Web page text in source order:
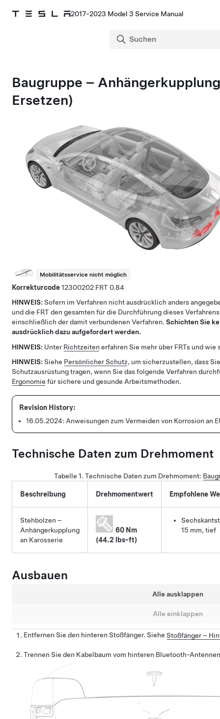
2017-2023 Model 3 Service Manual
Baugruppe –
Ersetzen)
Mobilitätsservice nicht möglich
Korrekturcode12300202
0.84
HINWEIS: Sofern im Verfahren nicht ausdrücklich anders
und die FRT den gesamten für die Durchführung dieses
einschließlich der damit verbundenen Verfahren. Schichten Sie
ausdrücklich dazu aufgefordert werden.
HINWEIS: Unter Richtzeiten erfahren Sie mehr über FRTs und
HINWEIS: Siehe Persönlicher Schutz, um sicherzustellen, dass
Schutzausrüstung tragen, wenn Sie das folgende Verfahren
Ergonomie für sichere und gesunde Arbeitsmethoden.
16.05.2024: Anweisungen zum Vermeiden von Korrosion an
Technische Daten zum Drehmoment
Tabelle 1. Technische Daten zum Drehmoment:
Beschreibung Drehmomentwert Empfohlene
Stehbolzen –
Anhängerkupplung
an Karosserie
60 Nm
(44.2 lbs-ft)
15 mm, tief
Ausbauen
Alle ausklappen
Alle einklappen
Entfernen Sie den hinteren Stoßfänger. Siehe Stoßfänger –
Trennen Sie den Kabelbaum vom hinteren Bluetooth-